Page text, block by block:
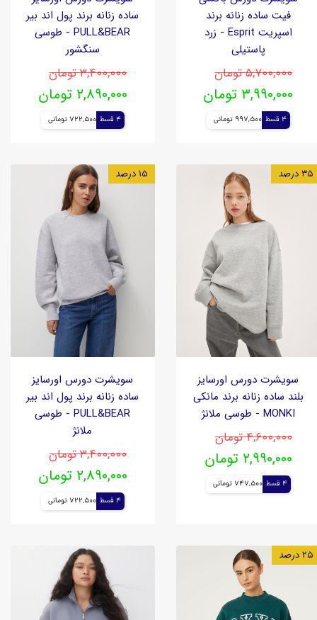
فیت ساده زنانه برند
اسپریت Esprit - زرد
پاستیلی
۵,۷۰۰,۰۰۰ تومان
۳,۹۹۰,۰۰۰ تومان
4 قسط 997,500 تومانی
ساده زنانه برند پول اند بیر
PULL&BEAR - طوسی
سنگشور
۳,۴۰۰,۰۰۰ تومان
۲,۸۹۰,۰۰۰ تومان
4 قسط 722,500 تومانی
سویشرت دورس اورسایز
بلند ساده زنانه برند مانکی
MONKI - طوسی ملانژ
۴,۶۰۰,۰۰۰ تومان
۲,۹۹۰,۰۰۰ تومان
4 قسط 747,500 تومانی
۳۵ درصد
سویشرت دورس اورسایز
ساده زنانه برند پول اند بیر
PULL&BEAR - طوسی
ملانژ
۳,۴۰۰,۰۰۰ تومان
۲,۸۹۰,۰۰۰ تومان
4 قسط 722,500 تومانی
۱۵ درصد
۲۵ درصد